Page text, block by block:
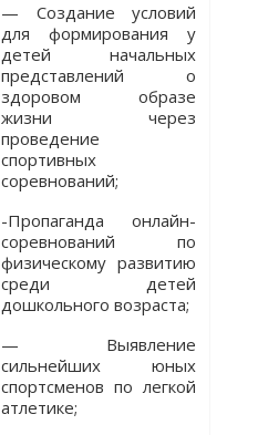
— Создание условий
для формирования у
детей начальных
представлений о
здоровом образе
жизни через
проведение
спортивных
соревнований;
-Пропаганда онлайн-
соревнований по
физическому развитию
среди детей
дошкольного возраста;
— Выявление
сильнейших юных
спортсменов по легкой
атлетике;